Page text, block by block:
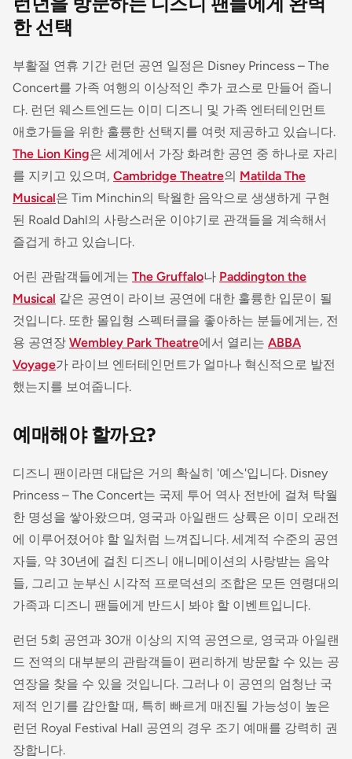
한 선택
부활절 연휴 기간 런던 공연 일정은 Disney Princess – The
Concert를 가족 여행의 이상적인 추가 코스로 만들어 줍니
다. 런던 웨스트엔드는 이미 디즈니 및 가족 엔터테인먼트
애호가들을 위한 훌륭한 선택지를 여럿 제공하고 있습니다.
The Lion King은 세계에서 가장 화려한 공연 중 하나로 자리
를 지키고 있으며, Cambridge Theatre의 Matilda The
Musical은 Tim Minchin의 탁월한 음악으로 생생하게 구현
된 Roald Dahl의 사랑스러운 이야기로 관객들을 계속해서
즐겁게 하고 있습니다.
어린 관람객들에게는 The Gruffalo나 Paddington the
Musical 같은 공연이 라이브 공연에 대한 훌륭한 입문이 될
것입니다. 또한 몰입형 스펙터클을 좋아하는 분들에게는, 전
용 공연장 Wembley Park Theatre에서 열리는 ABBA
Voyage가 라이브 엔터테인먼트가 얼마나 혁신적으로 발전
했는지를 보여줍니다.
예매해야 할까요?
디즈니 팬이라면 대답은 거의 확실히 '예스'입니다. Disney
Princess – The Concert는 국제 투어 역사 전반에 걸쳐 탁월
한 명성을 쌓아왔으며, 영국과 아일랜드 상륙은 이미 오래전
에 이루어졌어야 할 일처럼 느껴집니다. 세계적 수준의 공연
자들, 약 30년에 걸친 디즈니 애니메이션의 사랑받는 음악
들, 그리고 눈부신 시각적 프로덕션의 조합은 모든 연령대의
가족과 디즈니 팬들에게 반드시 봐야 할 이벤트입니다.
런던 5회 공연과 30개 이상의 지역 공연으로, 영국과 아일랜
드 전역의 대부분의 관람객들이 편리하게 방문할 수 있는 공
연장을 찾을 수 있을 것입니다. 그러나 이 공연의 엄청난 국
제적 인기를 감안할 때, 특히 빠르게 매진될 가능성이 높은
런던 Royal Festival Hall 공연의 경우 조기 예매를 강력히 권
장합니다.